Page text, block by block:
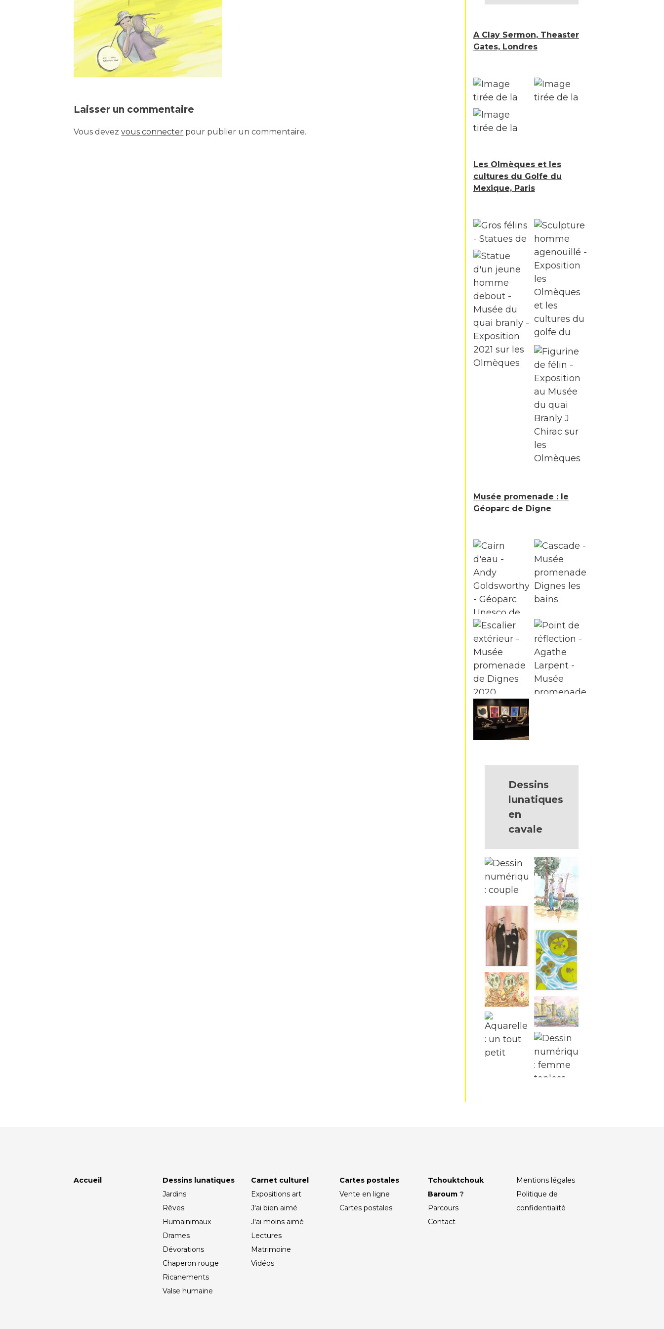
Laisser un commentaire
Vous devezvous connecter pour publier un commentaire.
A Clay Sermon, Theaster
Gates, Londres
Les Olmèques et les
cultures du Golfe du
Mexique, Paris
Musée promenade : le
Géoparc de Digne
Dessins
lunatiques
en
cavale
Accueil
Dessins lunatiques
Jardins
Rêves
Humainimaux
Drames
Dévorations
Chaperon rouge
Ricanements
Valse humaine
Carnet culturel
Expositions art
J'ai bien aimé
J'ai moins aimé
Lectures
Matrimoine
Vidéos
Cartes postales
Vente en ligne
Cartes postales
Tchouktchouk
Baroum ?
Parcours
Contact
Mentions légales
Politique de
confidentialité